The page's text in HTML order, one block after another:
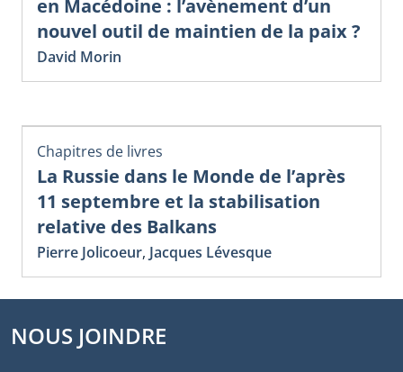
en Macédoine : l’avènement d’un
nouvel outil de maintien de la paix ?
David Morin
Chapitres de livres
La Russie dans le Monde de l’après
11 septembre et la stabilisation
relative des Balkans
Pierre Jolicoeur, Jacques Lévesque
NOUS JOINDRE